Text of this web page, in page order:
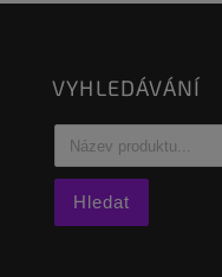
VYHLEDÁVÁNÍ
Hledat